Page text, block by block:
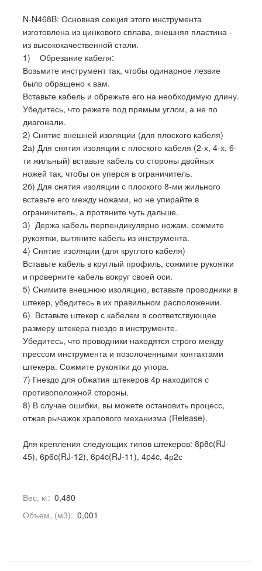
N-N468B: Основная секция этого инструмента
изготовлена из цинкового сплава, внешняя пластина -
из высококачественной стали.
1) Обрезание кабеля:
Возьмите инструмент так, чтобы одинарное лезвие
было обращено к вам.
Вставьте кабель и обрежьте его на необходимую длину.
Убедитесь, что режете под прямым углом, а не по
диагонали.
2) Снятие внешней изоляции (для плоского кабеля)
2а) Для снятия изоляции с плоского кабеля (2-х, 4-х, 6-
ти жильный) вставьте кабель со стороны двойных
ножей так, чтобы он уперся в ограничитель.
2б) Для снятия изоляции с плоского 8-ми жильного
вставьте его между ножами, но не упирайте в
ограничитель, а протяните чуть дальше.
3) Держа кабель перпендикулярно ножам, сожмите
рукоятки, вытяните кабель из инструмента.
4) Снятие изоляции (для круглого кабеля)
Вставьте кабель в круглый профиль, сожмите рукоятки
и проверните кабель вокруг своей оси.
5) Снимите внешнюю изоляцию, вставьте проводники в
штекер, убедитесь в их правильном расположении.
6) Вставьте штекер с кабелем в соответствующее
размеру штекера гнездо в инструменте.
Убедитесь, что проводники находятся строго между
прессом инструмента и позолоченными контактами
штекера. Сожмите рукоятки до упора.
7) Гнездо для обжатия штекеров 4р находится с
противоположной стороны.
8) В случае ошибки, вы можете остановить процесс,
отжав рычажок храпового механизма (Release).
Для крепления следующих типов штекеров: 8p8c(RJ-
45), 6p6c(RJ-12), 6p4c(RJ-11), 4p4c, 4р2с
Вес, кг: 0,480
Объем, (м3): 0,001